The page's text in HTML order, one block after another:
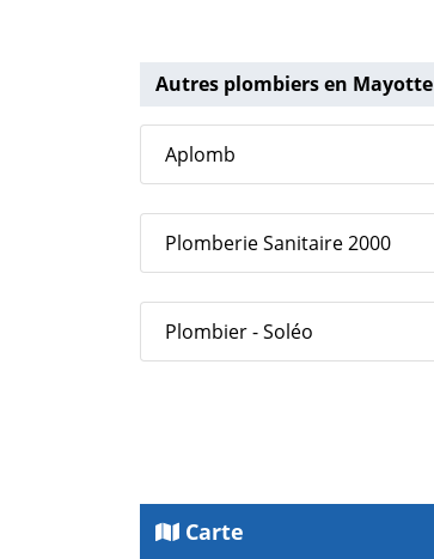
Autres plombiers en Mayotte
Aplomb
Plomberie Sanitaire 2000
Plombier - Soléo
Carte